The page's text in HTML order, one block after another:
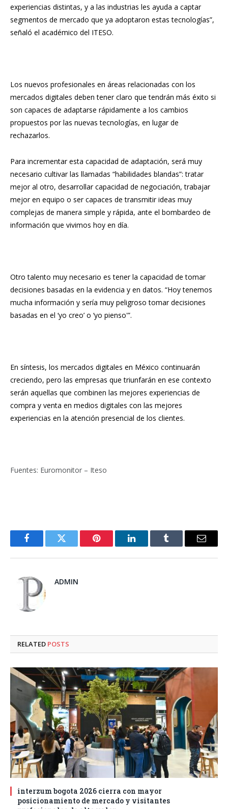
experiencias distintas, y a las industrias les ayuda a captar
segmentos de mercado que ya adoptaron estas tecnologías”,
señaló el académico del ITESO.
Los nuevos profesionales en áreas relacionadas con los
mercados digitales deben tener claro que tendrán más éxito si
son capaces de adaptarse rápidamente a los cambios
propuestos por las nuevas tecnologías, en lugar de
rechazarlos.
Para incrementar esta capacidad de adaptación, será muy
necesario cultivar las llamadas “habilidades blandas”: tratar
mejor al otro, desarrollar capacidad de negociación, trabajar
mejor en equipo o ser capaces de transmitir ideas muy
complejas de manera simple y rápida, ante el bombardeo de
información que vivimos hoy en día.
Otro talento muy necesario es tener la capacidad de tomar
decisiones basadas en la evidencia y en datos. “Hoy tenemos
mucha información y sería muy peligroso tomar decisiones
basadas en el ‘yo creo’ o ‘yo pienso'”.
En síntesis, los mercados digitales en México continuarán
creciendo, pero las empresas que triunfarán en ese contexto
serán aquellas que combinen las mejores experiencias de
compra y venta en medios digitales con las mejores
experiencias en la atención presencial de los clientes.
Fuentes: Euromonitor – Iteso
FacebookTwitter Pinterest LinkedInTumblr Email
ADMIN
RELATED POSTS
interzum bogota 2026 cierra con mayor
posicionamiento de mercado y visitantes